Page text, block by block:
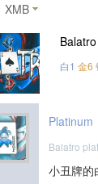
XMB
Balatro
白1 金6
Platinum
Balatro
小丑牌的